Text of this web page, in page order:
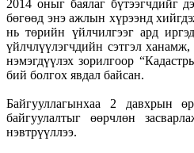
2014 оныг баялаг бүтээгчдийг
бөгөөд энэ ажлын хүрээнд
нь төрийн үйлчилгээг ард
үйлчлүүлэгчдийн сэтгэл
нэмэгдүүлэх зорилгоор
бий болгох явдал байсан.
Байгууллагынхаа 2 давхрын
байгуулалтыг өөрчлөн
нэвтрүүллээ.